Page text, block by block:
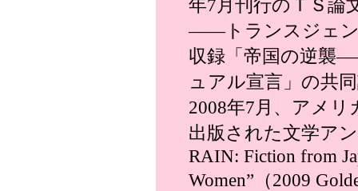
年7月刊行のＴＳ論
――トランスジェン
収録「帝国の逆襲
ュアル宣言」の共
2008年7月、アメリ
出版された文学ア
RAIN: Fiction from
Women”（2009